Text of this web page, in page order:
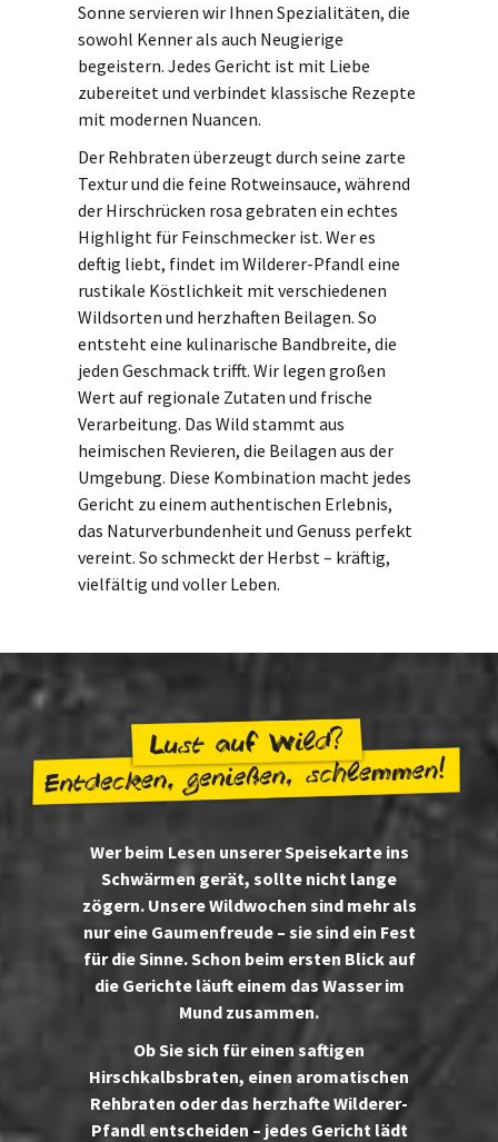
Sonne servieren wir Ihnen Spezialitäten, die
sowohl Kenner als auch Neugierige
begeistern. Jedes Gericht ist mit Liebe
zubereitet und verbindet klassische Rezepte
mit modernen Nuancen.
Der Rehbraten überzeugt durch seine zarte
Textur und die feine Rotweinsauce, während
der Hirschrücken rosa gebraten ein echtes
Highlight für Feinschmecker ist. Wer es
deftig liebt, findet im Wilderer-Pfandl eine
rustikale Köstlichkeit mit verschiedenen
Wildsorten und herzhaften Beilagen. So
entsteht eine kulinarische Bandbreite, die
jeden Geschmack trifft. Wir legen großen
Wert auf regionale Zutaten und frische
Verarbeitung. Das Wild stammt aus
heimischen Revieren, die Beilagen aus der
Umgebung. Diese Kombination macht jedes
Gericht zu einem authentischen Erlebnis,
das Naturverbundenheit und Genuss perfekt
vereint. So schmeckt der Herbst – kräftig,
vielfältig und voller Leben.
Wer beim Lesen unserer Speisekarte ins
Schwärmen gerät, sollte nicht lange
zögern. Unsere Wildwochen sind mehr als
nur eine Gaumenfreude – sie sind ein Fest
für die Sinne. Schon beim ersten Blick auf
die Gerichte läuft einem das Wasser im
Mund zusammen.
Ob Sie sich für einen saftigen
Hirschkalbsbraten, einen aromatischen
Rehbraten oder das herzhafte Wilderer-
Pfandl entscheiden – jedes Gericht lädt